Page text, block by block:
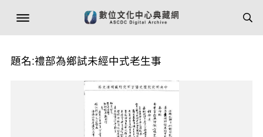
題名:禮部為鄉試未經中式老生事